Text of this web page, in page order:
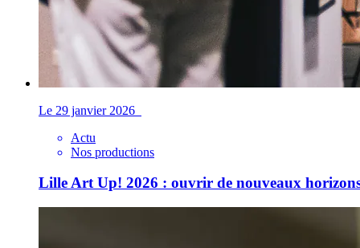
Le 29 janvier 2026
Actu
Nos productions
Lille Art Up! 2026 : ouvrir de nouveaux